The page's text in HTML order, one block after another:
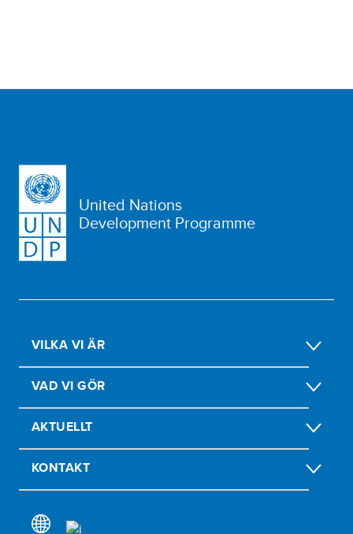
United Nations
Development Programme
VILKA VI ÄR
VAD VI GÖR
AKTUELLT
KONTAKT